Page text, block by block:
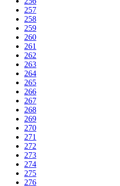
257
258
259
260
261
262
263
264
265
266
267
268
269
270
271
272
273
274
275
276